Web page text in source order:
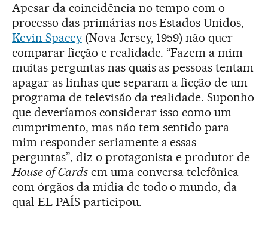
Apesar da coincidência no tempo com o
processo das primárias nos Estados Unidos,
Kevin Spacey(Nova Jersey, 1959) não quer
comparar ficção e realidade. “Fazem a mim
muitas perguntas nas quais as pessoas tentam
apagar as linhas que separam a ficção de um
programa de televisão da realidade. Suponho
que deveríamos considerar isso como um
cumprimento, mas não tem sentido para
mim responder seriamente a essas
perguntas”, diz o protagonista e produtor de
House of Cardsem uma conversa telefônica
com órgãos da mídia de todo o mundo, da
qual EL PAÍS participou.